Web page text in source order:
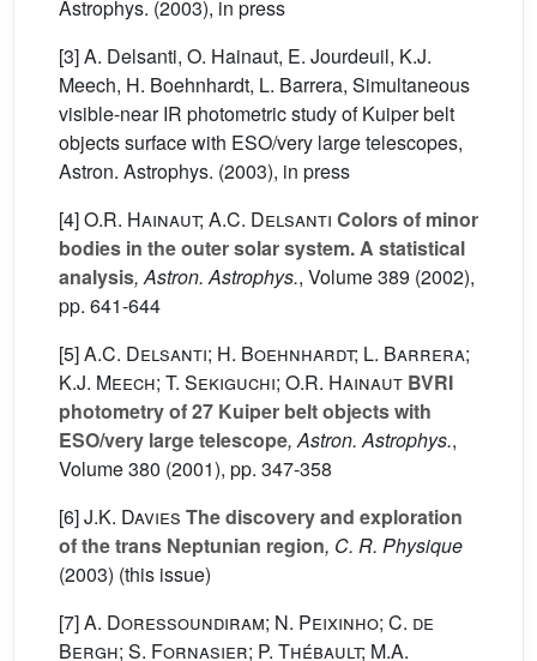
Astrophys. (2003), in press
[3] A. Delsanti, O. Hainaut, E. Jourdeuil, K.J.
Meech, H. Boehnhardt, L. Barrera, Simultaneous
visible-near IR photometric study of Kuiper belt
objects surface with ESO/very large telescopes,
Astron. Astrophys. (2003), in press
[4]O.R. Hainaut; A.C. Delsanti Colors of minor
bodies in the outer solar system. A statistical
analysis, Astron. Astrophys., Volume 389 (2002),
pp. 641-644
[5]A.C. Delsanti; H. Boehnhardt; L. Barrera;
K.J. Meech; T. Sekiguchi; O.R. Hainaut BVRI
photometry of 27 Kuiper belt objects with
ESO/very large telescope, Astron. Astrophys.,
Volume 380 (2001), pp. 347-358
[6]J.K. Davies The discovery and exploration
of the trans Neptunian region, C. R. Physique
(2003) (this issue)
[7]A. Doressoundiram; N. Peixinho; C. de
Bergh; S. Fornasier; P. Thébault; M.A.